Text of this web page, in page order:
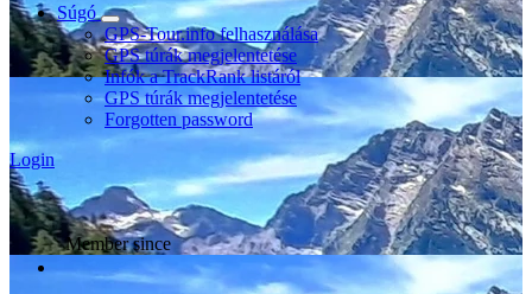
Súgó
GPS-Tour.info felhasználása
GPS túrák megjelentetése
Infók a TrackRank listáról
GPS túrák megjelentetése
Forgotten password
Login
Member since